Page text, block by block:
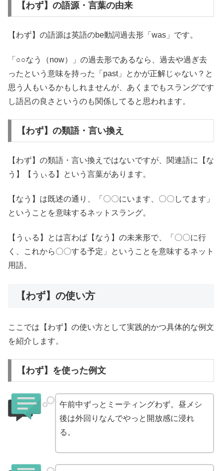
【わず】の語源・言葉の由来
【わず】の語源は英語のbe動詞過去形「was」です。
「○○なう（now）」の過去形であるなら、過去や過ぎ去
ったという意味を持った「past」とかが正解じゃない？と
思う人もいるかもしれませんが、あくまでもスラングです
し語呂の良さというのも関係してると思われます。
【わず】の類語・言い換え
【わず】の類語・言い換えではないですが、関連語に【な
う】【うぃる】という言葉があります。
【なう】は既述の通り、「〇〇にいます、〇〇してます」
ということを意味するネットスラング。
【うぃる】とは言わば【なう】の未来形で、「〇〇に行
く、これから〇〇する予定」ということを意味するネット
用語。
【わず】の使い方
ここでは【わず】の使い方として実践的かつ具体的な例文
を紹介します。
【わず】を使った例文
午前中ずっとミーティングわず。昼メシ
後は外回りなんでやっと開放感に浸れ
る。